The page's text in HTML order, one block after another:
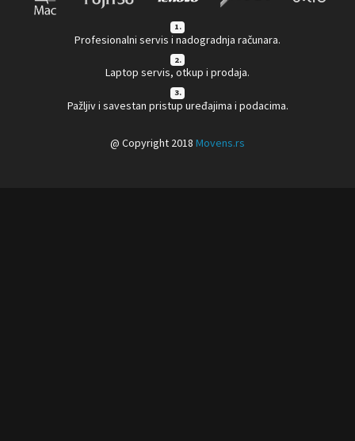
1.
Profesionalni servis i nadogradnja računara.
2.
Laptop servis, otkup i prodaja.
3.
Pažljiv i savestan pristup uređajima i podacima.
@ Copyright 2018 Movens.rs